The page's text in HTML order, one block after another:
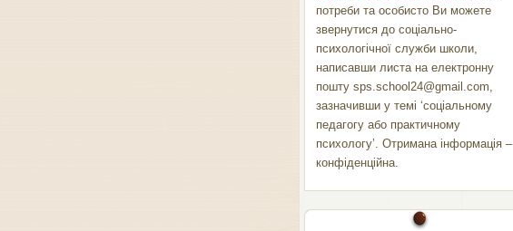
потреби та особисто Ви можете
звернутися до соціально-
психологічної служби школи,
написавши листа на електронну
пошту sps.school24@gmail.com,
зазначивши у темі ‘соціальному
педагогу або практичному
психологу’. Отримана інформація –
конфіденційна.